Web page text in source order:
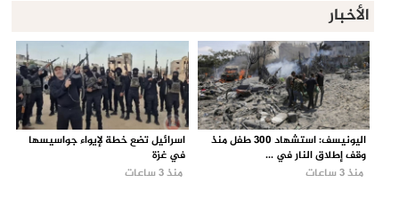
الأخبار
اليونيسف: استشهاد 300 طفل منذ
وقف إطلاق النار في ...
منذ 3 ساعات
اسرائيل تضع خطة لإيواء جواسيسها
في غزة
منذ 3 ساعات